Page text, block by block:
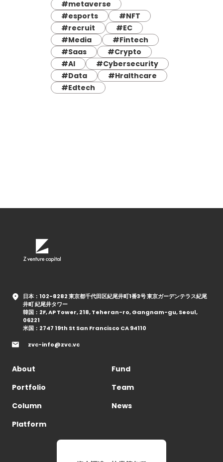
#metaverse
#esports
#NFT
#recruit
#EC
#Media
#Fintech
#Saas
#Crypto
#AI
#Cybersecurity
#Data
#Hralthcare
#Edtech
日本：102-8282 東京都千代田区紀尾井町1番3号 東京ガーデンテラス紀尾
井町 紀尾井タワー
韓国：2F, AP Tower, 218, Teheran-ro, Gangnam-gu, Seoul,
06221
米国：2747 19th St San Francisco CA 94110
zvc-info@zvc.vc
About
Fund
Portfolio
Team
Column
News
Platform